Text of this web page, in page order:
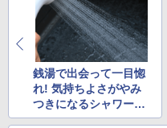
銭湯で出会って一目惚
れ! 気持ちよさがやみ
つきになるシャワーヘ
ッド